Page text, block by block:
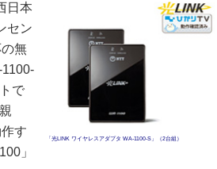
「光LINK ワイヤレスアダプタ WA-1100-S」（2台組）
日本
セン
無
で
す
」